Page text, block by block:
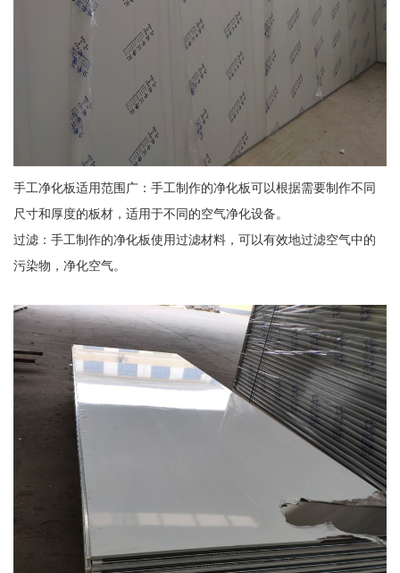
手工净化板适用范围广：手工制作的净化板可以根据需要制作不同
尺寸和厚度的板材，适用于不同的空气净化设备。
过滤：手工制作的净化板使用过滤材料，可以有效地过滤空气中的
污染物，净化空气。